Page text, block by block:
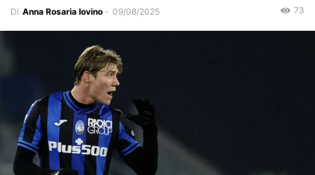
Di Anna Rosaria Iovino - 09/08/2025 73